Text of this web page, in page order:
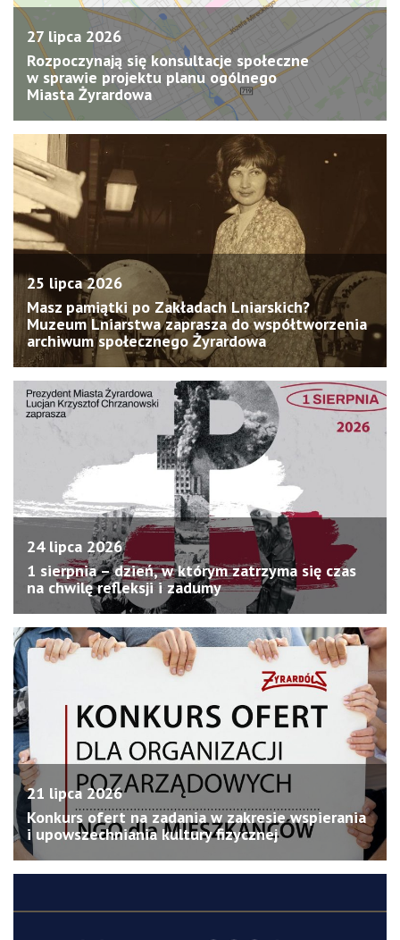
27 lipca 2026
Rozpoczynają się konsultacje społeczne
w sprawie projektu planu ogólnego
Miasta Żyrardowa
25 lipca 2026
Masz pamiątki po Zakładach Lniarskich?
Muzeum Lniarstwa zaprasza do współtworzenia
archiwum społecznego Żyrardowa
24 lipca 2026
1 sierpnia – dzień, w którym zatrzyma się czas
na chwilę refleksji i zadumy
21 lipca 2026
Konkurs ofert na zadania w zakresie wspierania
i upowszechniania kultury fizycznej